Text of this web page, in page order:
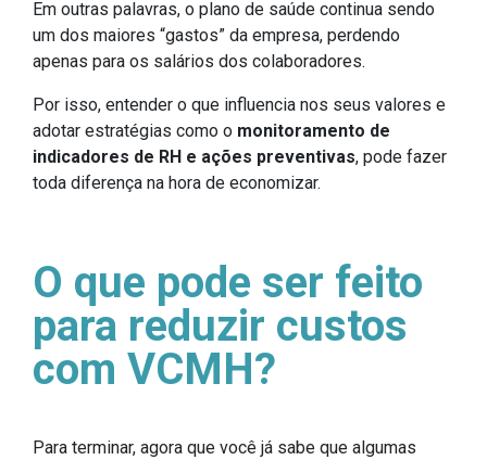
Em outras palavras, o plano de saúde continua sendo
um dos maiores “gastos” da empresa, perdendo
apenas para os salários dos colaboradores.
Por isso, entender o que influencia nos seus valores e
adotar estratégias como o monitoramento de
indicadores de RH e ações preventivas, pode fazer
toda diferença na hora de economizar.
O que pode ser feito
para reduzir custos
com VCMH?
Para terminar, agora que você já sabe que algumas